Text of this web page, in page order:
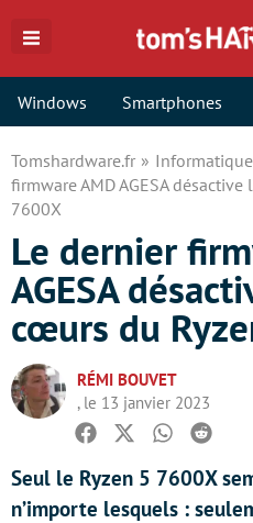
Windows Smartphones
Tomshardware.fr Informatique
firmware AMD AGESA
7600X
Le dernier
AGESA
cœurs du
RÉMI BOUVET
, le 13 janvier 2023
Facebook
TwitterWhatsapp
Reddit
Seul le Ryzen 5 7600X
n’importe lesquels :